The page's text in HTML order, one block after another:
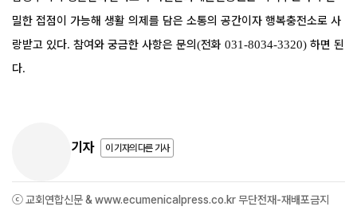
밀한 접점이 가능해 생활 의제를 담은 소통의 공간이자 행복충전소로 사
랑받고 있다. 참여와 궁금한 사항은 문의(전화 031-8034-3320) 하면 된
다.
기자 이 기자의 다른 기사
ⓒ 교회연합신문 & www.ecumenicalpress.co.kr 무단전재-재배포금지